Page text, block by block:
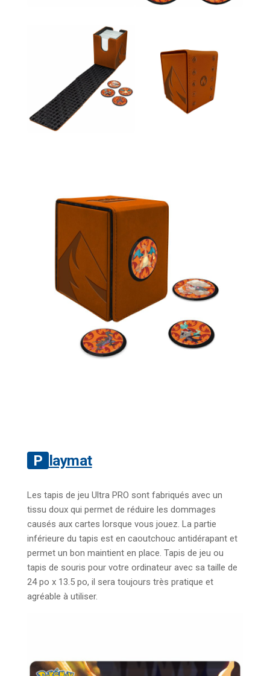
Playmat
Les tapis de jeu Ultra PRO sont fabriqués avec un
tissu doux qui permet de réduire les dommages
causés aux cartes lorsque vous jouez. La partie
inférieure du tapis est en caoutchouc antidérapant et
permet un bon maintient en place. Tapis de jeu ou
tapis de souris pour votre ordinateur avec sa taille de
24 po x 13.5 po, il sera toujours très pratique et
agréable à utiliser.